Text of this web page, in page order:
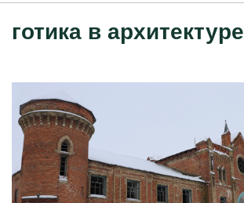
готика в архитектуре